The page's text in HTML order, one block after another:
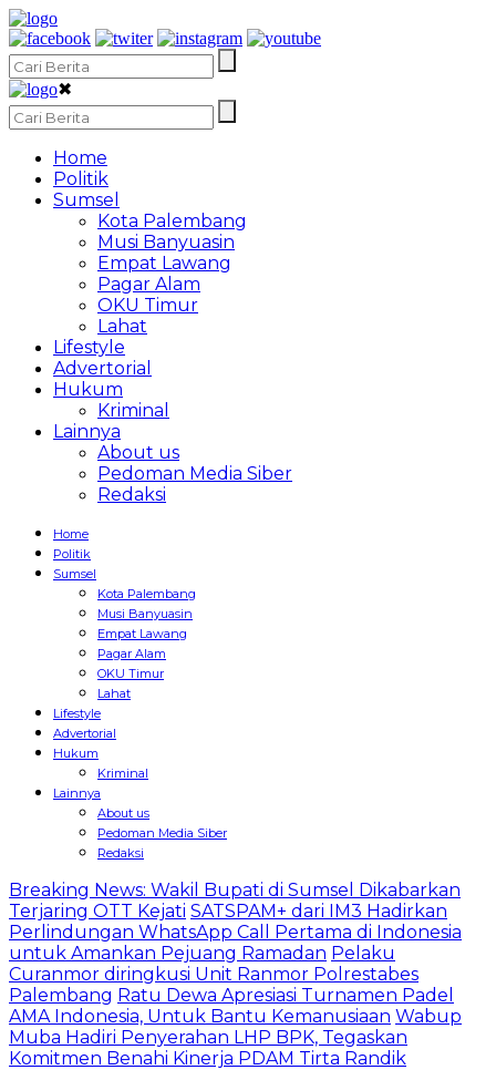
✖
Home
Politik
Sumsel
Kota Palembang
Musi Banyuasin
Empat Lawang
Pagar Alam
OKU Timur
Lahat
Lifestyle
Advertorial
Hukum
Kriminal
Lainnya
About us
Pedoman Media Siber
Redaksi
Home
Politik
Sumsel
Kota Palembang
Musi Banyuasin
Empat Lawang
Pagar Alam
OKU Timur
Lahat
Lifestyle
Advertorial
Hukum
Kriminal
Lainnya
About us
Pedoman Media Siber
Redaksi
Breaking News: Wakil Bupati di Sumsel Dikabarkan
Terjaring OTT Kejati SATSPAM+ dari IM3 Hadirkan
Perlindungan WhatsApp Call Pertama di Indonesia
untuk Amankan Pejuang Ramadan Pelaku
Curanmor diringkusi Unit Ranmor Polrestabes
Palembang Ratu Dewa Apresiasi Turnamen Padel
AMA Indonesia, Untuk Bantu Kemanusiaan Wabup
Muba Hadiri Penyerahan LHP BPK, Tegaskan
Komitmen Benahi Kinerja PDAM Tirta Randik